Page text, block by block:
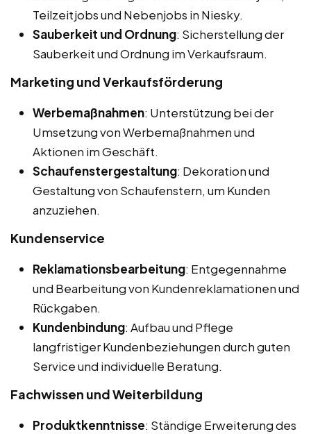
Teilzeitjobs und Nebenjobs in Niesky.
Sauberkeit und Ordnung: Sicherstellung der
Sauberkeit und Ordnung im Verkaufsraum.
Marketing und Verkaufsförderung
Werbemaßnahmen: Unterstützung bei der
Umsetzung von Werbemaßnahmen und
Aktionen im Geschäft.
Schaufenstergestaltung: Dekoration und
Gestaltung von Schaufenstern, um Kunden
anzuziehen.
Kundenservice
Reklamationsbearbeitung: Entgegennahme
und Bearbeitung von Kundenreklamationen und
Rückgaben.
Kundenbindung: Aufbau und Pflege
langfristiger Kundenbeziehungen durch guten
Service und individuelle Beratung.
Fachwissen und Weiterbildung
Produktkenntnisse: Ständige Erweiterung des